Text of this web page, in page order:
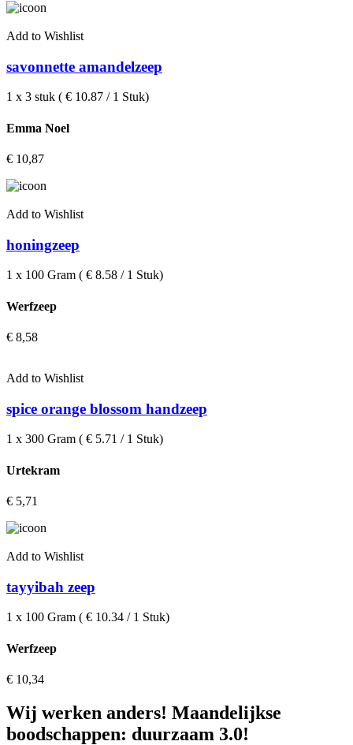
Add to Wishlist
savonnette amandelzeep
1 x 3 stuk ( € 10.87 / 1 Stuk)
Emma Noel
€ 10,87
Add to Wishlist
honingzeep
1 x 100 Gram ( € 8.58 / 1 Stuk)
Werfzeep
€ 8,58
Add to Wishlist
spice orange blossom handzeep
1 x 300 Gram ( € 5.71 / 1 Stuk)
Urtekram
€ 5,71
Add to Wishlist
tayyibah zeep
1 x 100 Gram ( € 10.34 / 1 Stuk)
Werfzeep
€ 10,34
Wij werken anders! Maandelijkse
boodschappen: duurzaam 3.0!